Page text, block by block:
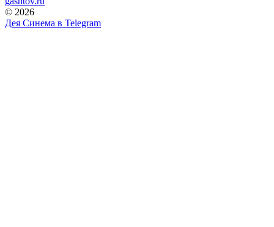
© 2026
Дея Синема в Telegram